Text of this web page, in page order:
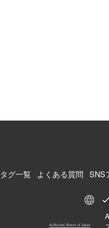
タグ一覧 よくある質問 SNS